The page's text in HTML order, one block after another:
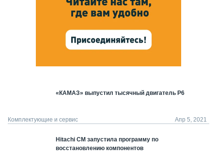
«КАМАЗ» выпустил тысячный двигатель Р6
Комплектующие и сервис Апр 5, 2021
Hitachi CM запустила программу по
восстановлению компонентов